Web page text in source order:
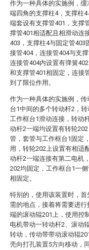
作为一种具体的实施例，
端四角的支撑柱4，支撑柱
端套设有支撑管401，支撑
撑管401相适配且相滑动连
403，支撑柱4与固定管403
接管404，连接管404与支
连接管404内设置有弹簧
和支撑管401相固定，连接
到了限位作用。
作为一种具体的实施例，
台1中间的多个转动杆2，
工作框台1滑动连接，转动
动杆2一端均设置有转轮
管，套管与工作框台1固定
用，转轮202上设置有相适
动杆2一端连接有第二电机
202均固定，工作框台1一
相固定。
特别的，使用该装置时，
需的地点，接着将需要进
端的滚动辊201上，使用控
电机带动一转动杆2、滚动
转动，传动带带动滚动辊
壳向打孔装置5方向移动，